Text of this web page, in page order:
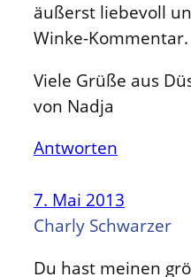
äußerst liebevoll
Winke-Kommentar.
Viele Grüße aus
von Nadja
Antworten
7. Mai 2013
Charly Schwarzer
Du hast meinen